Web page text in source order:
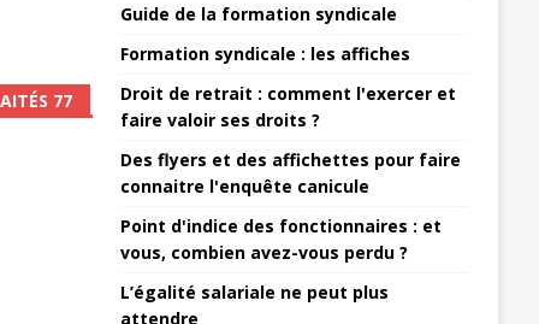
77
Guide de la formation syndicale
Formation syndicale : les affiches
Droit de retrait : comment l'exercer et
faire valoir ses droits ?
Des flyers et des affichettes pour faire
connaitre l'enquête canicule
Point d'indice des fonctionnaires : et
vous, combien avez-vous perdu ?
L’égalité salariale ne peut plus
attendre